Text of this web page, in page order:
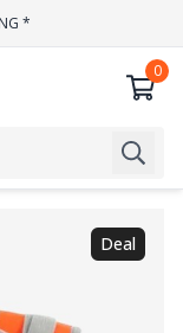
*
Deal